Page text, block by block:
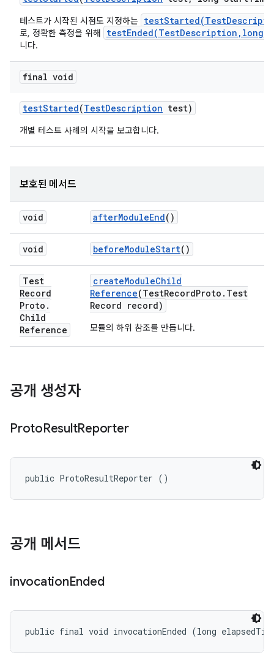
테스트가 시작된 시점도 지정하는
로, 정확한 측정을 위해
니다.
final void
testStarted(TestDescription test)
개별 테스트 사례의 시작을 보고합니다.
보호된 메서드
void afterModuleEnd()
void beforeModuleStart()
Test
Record
Proto .
Child
Reference
createModuleChild
Reference(TestRecordProto . Test
Record record)
모듈의 하위 참조를 만듭니다.
공개 생성자
ProtoResultReporter
public ProtoResultReporter ()
공개 메서드
invocationEnded
public final void invocationEnded (long